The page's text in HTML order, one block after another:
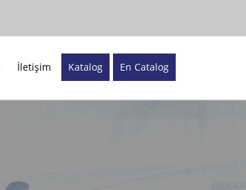
İletişim Katalog En Catalog